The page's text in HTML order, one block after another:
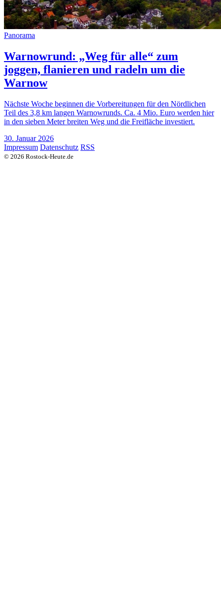
Panorama
Warnowrund: „Weg für alle“ zum
joggen, flanieren und radeln um die
Warnow
Nächste Woche beginnen die Vorbereitungen für den Nördlichen
Teil des 3,8 km langen Warnowrunds. Ca. 4 Mio. Euro werden hier
in den sieben Meter breiten Weg und die Freifläche investiert.
30. Januar 2026
Impressum Datenschutz RSS
© 2026 Rostock-Heute.de